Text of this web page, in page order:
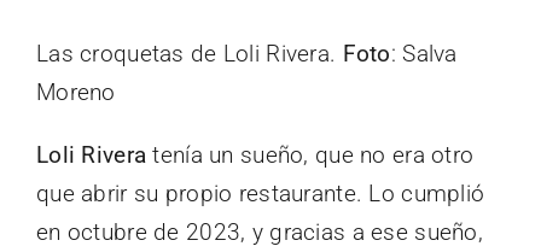
Las croquetas de Loli Rivera. Foto: Salva
Moreno
Loli Rivera tenía un sueño, que no era otro
que abrir su propio restaurante. Lo cumplió
en octubre de 2023, y gracias a ese sueño,